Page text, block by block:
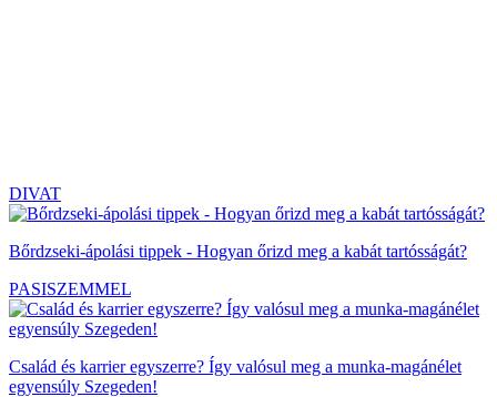
DIVAT
Bőrdzseki-ápolási tippek - Hogyan őrizd meg a kabát tartósságát?
PASISZEMMEL
Család és karrier egyszerre? Így valósul meg a munka-magánélet
egyensúly Szegeden!